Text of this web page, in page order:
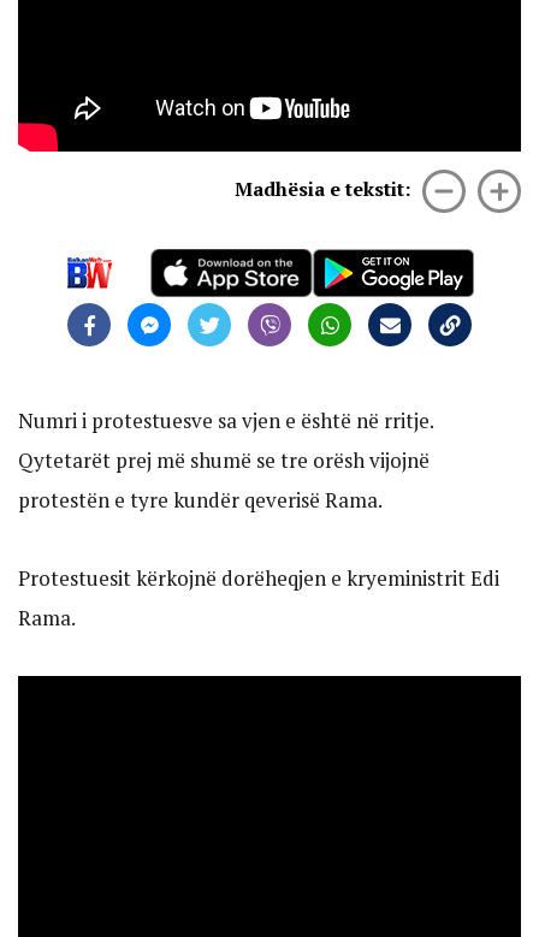
Madhësia e tekstit:
Numri i protestuesve sa vjen e është në rritje.
Qytetarët prej më shumë se tre orësh vijojnë
protestën e tyre kundër qeverisë Rama.
Protestuesit kërkojnë dorëheqjen e kryeministrit Edi
Rama.